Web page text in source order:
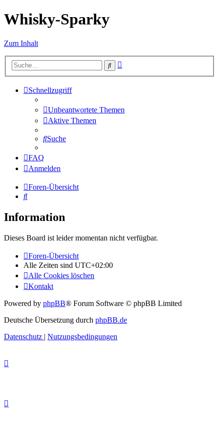
Whisky-Sparky
Zum Inhalt
Suche
Schnellzugriff
Unbeantwortete Themen
Aktive Themen
Suche
FAQ
Anmelden
Foren-Übersicht
Suche
Information
Dieses Board ist leider momentan nicht verfügbar.
Foren-Übersicht
Alle Zeiten sind UTC+02:00
Alle Cookies löschen
Kontakt
Powered by phpBB® Forum Software © phpBB Limited
Deutsche Übersetzung durch phpBB.de
Datenschutz | Nutzungsbedingungen